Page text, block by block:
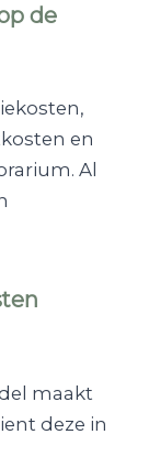
de
en
Al
maakt
deze in